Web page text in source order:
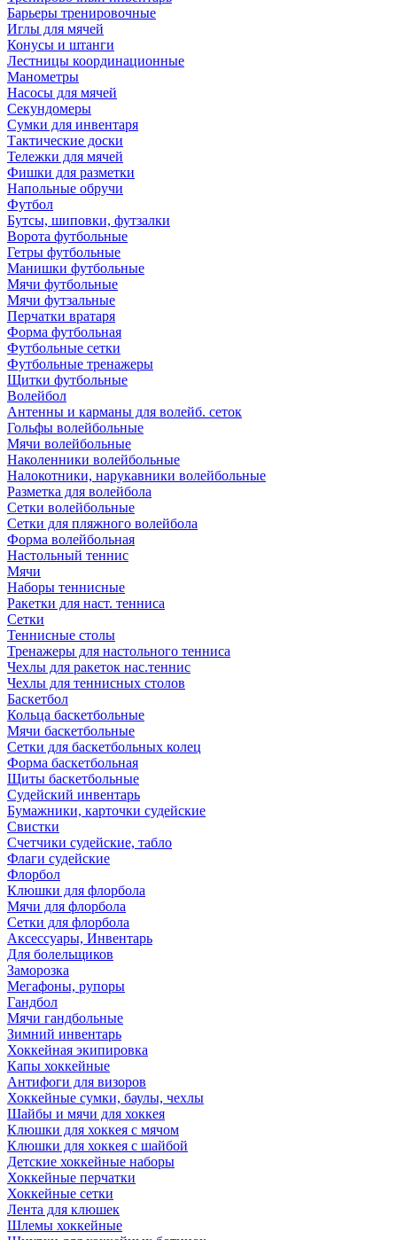
Барьеры тренировочные
Иглы для мячей
Конусы и штанги
Лестницы координационные
Манометры
Насосы для мячей
Секундомеры
Сумки для инвентаря
Тактические доски
Тележки для мячей
Фишки для разметки
Напольные обручи
Футбол
Бутсы, шиповки, футзалки
Ворота футбольные
Гетры футбольные
Манишки футбольные
Мячи футбольные
Мячи футзальные
Перчатки вратаря
Форма футбольная
Футбольные сетки
Футбольные тренажеры
Щитки футбольные
Волейбол
Антенны и карманы для волейб. сеток
Гольфы волейбольные
Мячи волейбольные
Наколенники волейбольные
Налокотники, нарукавники волейбольные
Разметка для волейбола
Сетки волейбольные
Сетки для пляжного волейбола
Форма волейбольная
Настольный теннис
Мячи
Наборы теннисные
Ракетки для наст. тенниса
Сетки
Теннисные столы
Тренажеры для настольного тенниса
Чехлы для ракеток нас.теннис
Чехлы для теннисных столов
Баскетбол
Кольца баскетбольные
Мячи баскетбольные
Сетки для баскетбольных колец
Форма баскетбольная
Щиты баскетбольные
Судейский инвентарь
Бумажники, карточки судейские
Свистки
Счетчики судейские, табло
Флаги судейские
Флорбол
Клюшки для флорбола
Мячи для флорбола
Сетки для флорбола
Аксессуары, Инвентарь
Для болельщиков
Заморозка
Мегафоны, рупоры
Гандбол
Мячи гандбольные
Зимний инвентарь
Хоккейная экипировка
Капы хоккейные
Антифоги для визоров
Хоккейные сумки, баулы, чехлы
Шайбы и мячи для хоккея
Клюшки для хоккея с мячом
Клюшки для хоккея с шайбой
Детские хоккейные наборы
Хоккейные перчатки
Хоккейные сетки
Лента для клюшек
Шлемы хоккейные